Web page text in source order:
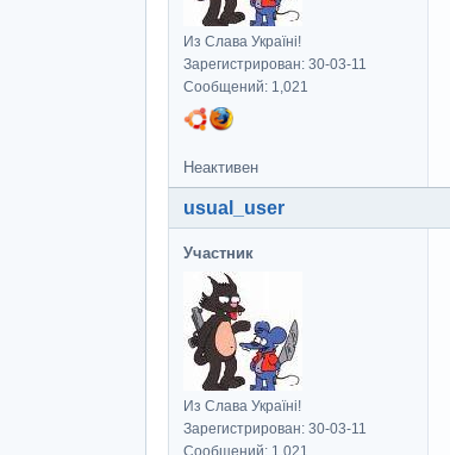
Из Слава Україні!
Зарегистрирован: 30-03-11
Сообщений: 1,021
Неактивен
usual_user
Участник
Из Слава Україні!
Зарегистрирован: 30-03-11
Сообщений: 1,021